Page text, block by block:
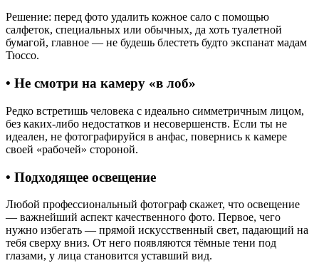
Решение: перед фото удалить кожное сало с помощью
салфеток, специальных или обычных, да хоть туалетной
бумагой, главное — не будешь блестеть будто экспанат мадам
Тюссо.
• Не смотри на камеру «в лоб»
Редко встретишь человека с идеально симметричным лицом,
без каких-либо недостатков и несовершенств. Если ты не
идеален, не фотографируйся в анфас, повернись к камере
своей «рабочей» стороной.
• Подходящее освещение
Любой профессиональный фотограф скажет, что освещение
— важнейший аспект качественного фото. Первое, чего
нужно избегать — прямой искусственный свет, падающий на
тебя сверху вниз. От него появляются тёмные тени под
глазами, у лица становится уставший вид.